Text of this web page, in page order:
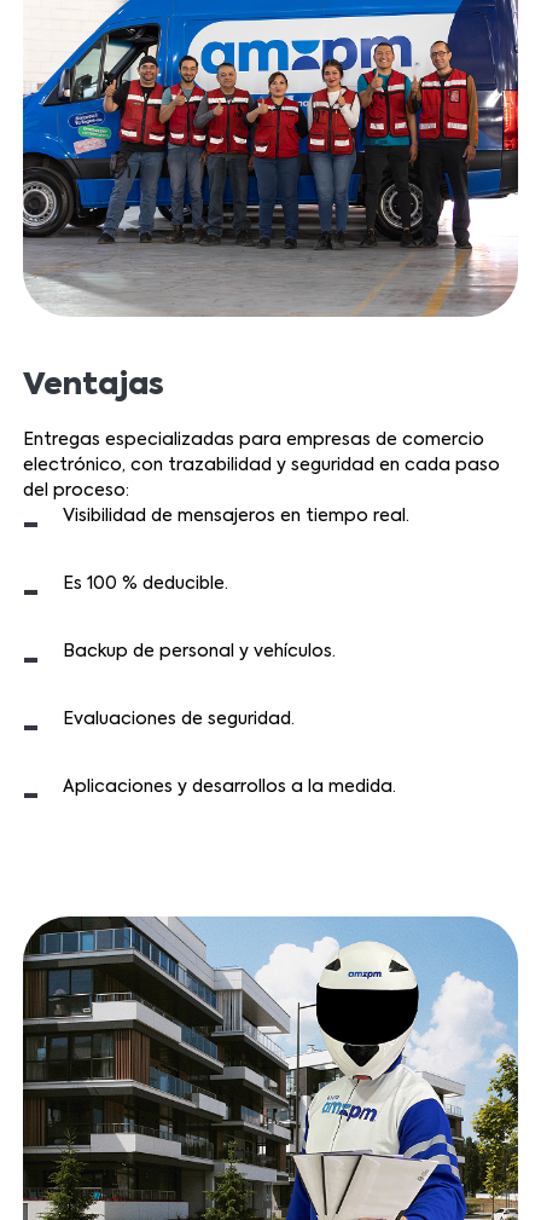
Ventajas
Entregas especializadas para empresas de comercio
electrónico, con trazabilidad y seguridad en cada paso
del proceso:
- Visibilidad de mensajeros en tiempo real.
- Es 100 % deducible.
- Backup de personal y vehículos.
- Evaluaciones de seguridad.
- Aplicaciones y desarrollos a la medida.